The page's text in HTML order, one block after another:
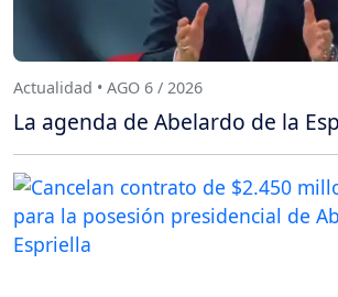
Actualidad • AGO 6 / 2026
La agenda de Abelardo de la